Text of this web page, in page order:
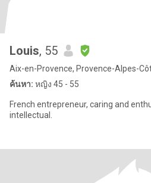
Louis, 55
Aix-en-Provence, Provence-Alpes-
ค้นหา: หญิง 45 - 55
French entrepreneur, caring and
intellectual.